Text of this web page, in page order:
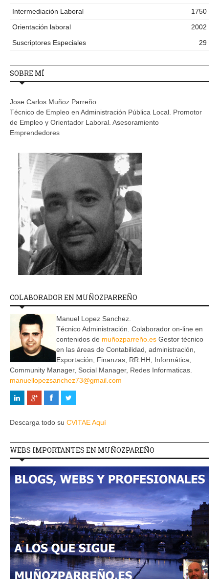
Intermediación Laboral
1750
Orientación laboral
2002
Suscriptores Especiales
29
SOBRE MÍ
Jose Carlos Muñoz Parreño
Técnico de Empleo en Administración Pública Local. Promotor
de Empleo y Orientador Laboral. Asesoramiento
Emprendedores
COLABORADOR EN MUÑOZPARREÑO
Manuel Lopez Sanchez.
Técnico Administración. Colaborador on-line en
contenidos de muñozparreño.es Gestor técnico
en las áreas de Contabilidad, administración,
Exportación, Finanzas, RR.HH, Informática,
Community Manager, Social Manager, Redes Informaticas.
manuellopezsanchez73@gmail.com
Descarga todo su CVITAE Aquí
WEBS IMPORTANTES EN MUÑOZPAREÑO